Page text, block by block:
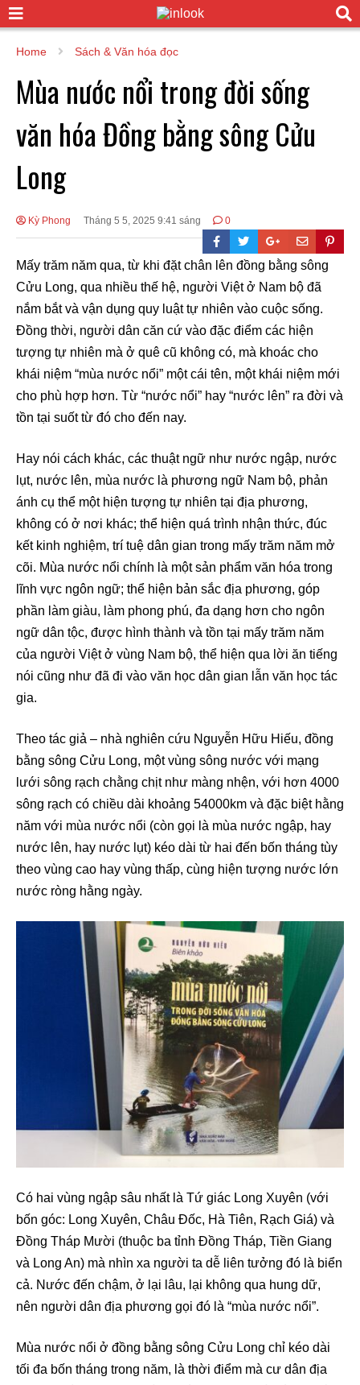
Home Sách & Văn hóa đọc
Mùa nước nổi trong đời sống
văn hóa Đồng bằng sông Cửu
Long
Kỳ Phong Tháng 5 5, 2025 9:41 sáng 0
Mấy trăm năm qua, từ khi đặt chân lên đồng bằng sông
Cửu Long, qua nhiều thế hệ, người Việt ở Nam bộ đã
nắm bắt và vận dụng quy luật tự nhiên vào cuộc sống.
Đồng thời, người dân căn cứ vào đặc điểm các hiện
tượng tự nhiên mà ở quê cũ không có, mà khoác cho
khái niệm “mùa nước nổi” một cái tên, một khái niệm mới
cho phù hợp hơn. Từ “nước nổi” hay “nước lên” ra đời và
tồn tại suốt từ đó cho đến nay.
Hay nói cách khác, các thuật ngữ như nước ngập, nước
lụt, nước lên, mùa nước là phương ngữ Nam bộ, phản
ánh cụ thể một hiện tượng tự nhiên tại địa phương,
không có ở nơi khác; thể hiện quá trình nhận thức, đúc
kết kinh nghiệm, trí tuệ dân gian trong mấy trăm năm mở
cõi. Mùa nước nổi chính là một sản phẩm văn hóa trong
lĩnh vực ngôn ngữ; thể hiện bản sắc địa phương, góp
phần làm giàu, làm phong phú, đa dạng hơn cho ngôn
ngữ dân tộc, được hình thành và tồn tại mấy trăm năm
của người Việt ở vùng Nam bộ, thể hiện qua lời ăn tiếng
nói cũng như đã đi vào văn học dân gian lẫn văn học tác
gia.
Theo tác giả – nhà nghiên cứu Nguyễn Hữu Hiếu, đồng
bằng sông Cửu Long, một vùng sông nước với mạng
lưới sông rạch chằng chịt như màng nhện, với hơn 4000
sông rạch có chiều dài khoảng 54000km và đặc biệt hằng
năm với mùa nước nổi (còn gọi là mùa nước ngập, hay
nước lên, hay nước lụt) kéo dài từ hai đến bốn tháng tùy
theo vùng cao hay vùng thấp, cùng hiện tượng nước lớn
nước ròng hằng ngày.
Có hai vùng ngập sâu nhất là Tứ giác Long Xuyên (với
bốn góc: Long Xuyên, Châu Đốc, Hà Tiên, Rạch Giá) và
Đồng Tháp Mười (thuộc ba tỉnh Đồng Tháp, Tiền Giang
và Long An) mà nhìn xa người ta dễ liên tưởng đó là biển
cả. Nước đến chậm, ở lại lâu, lại không qua hung dữ,
nên người dân địa phương gọi đó là “mùa nước nổi”.
Mùa nước nổi ở đồng bằng sông Cửu Long chỉ kéo dài
tối đa bốn tháng trong năm, là thời điểm mà cư dân địa